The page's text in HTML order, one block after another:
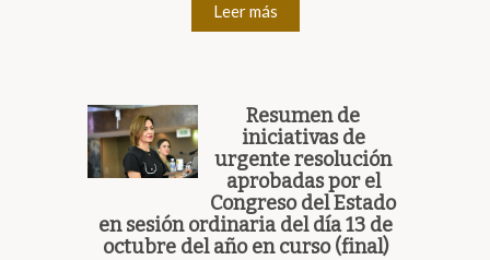
Leer más
Resumen de
iniciativas de
urgente resolución
aprobadas por el
Congreso del Estado
en sesión ordinaria del día 13 de
octubre del año en curso (final)